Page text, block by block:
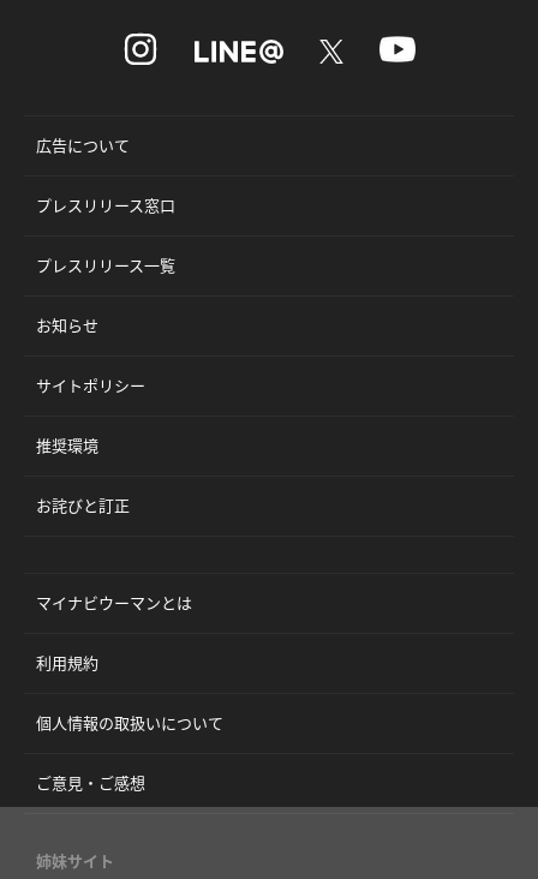
広告について
プレスリリース窓口
プレスリリース一覧
お知らせ
サイトポリシー
推奨環境
お詫びと訂正
マイナビウーマンとは
利用規約
個人情報の取扱いについて
ご意見・ご感想
姉妹サイト